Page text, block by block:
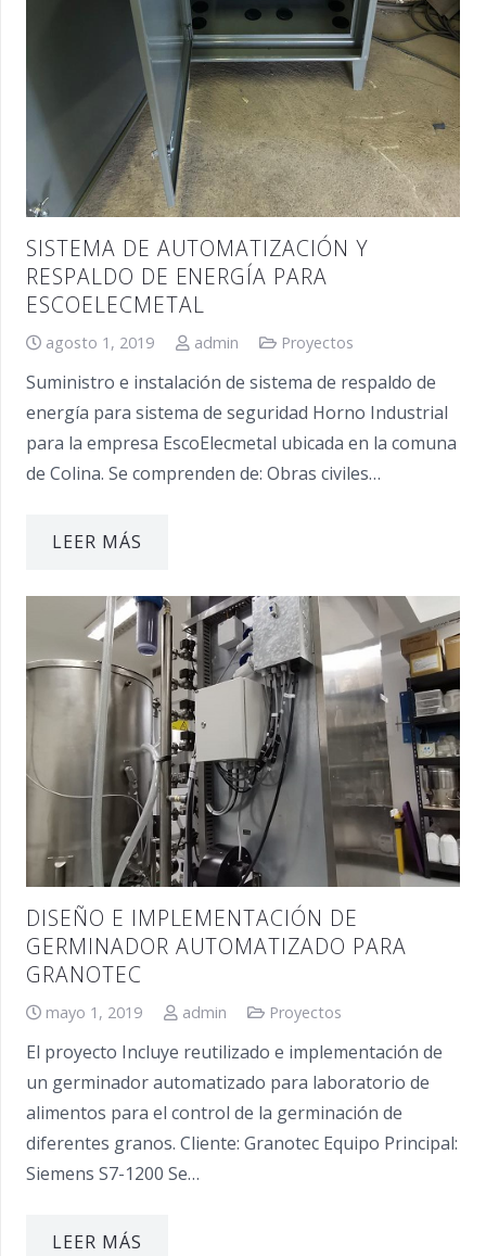
SISTEMA DE AUTOMATIZACIÓN Y
RESPALDO DE ENERGÍA PARA
ESCOELECMETAL
agosto 1, 2019 admin Proyectos
Suministro e instalación de sistema de respaldo de
energía para sistema de seguridad Horno Industrial
para la empresa EscoElecmetal ubicada en la comuna
de Colina. Se comprenden de: Obras civiles…
LEER MÁS
DISEÑO E IMPLEMENTACIÓN DE
GERMINADOR AUTOMATIZADO PARA
GRANOTEC
mayo 1, 2019 admin Proyectos
El proyecto Incluye reutilizado e implementación de
un germinador automatizado para laboratorio de
alimentos para el control de la germinación de
diferentes granos. Cliente: Granotec Equipo Principal:
Siemens S7-1200 Se…
LEER MÁS